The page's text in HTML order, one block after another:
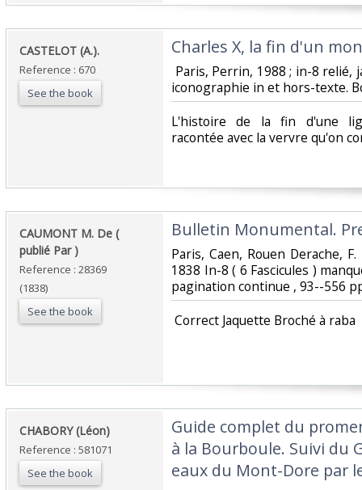
‎CASTELOT (A.).‎
Reference : 670
See the book
‎Charles X, la fin d'un
Paris, Perrin, 1988 ; in-8
iconographie in et hors-texte.
‎L'histoire de la fin d'une
racontée avec la vervre qu'on
‎CAUMONT M. De (
publié Par )‎
Reference : 28369
(1838)
See the book
‎Bulletin Monumental.
‎Paris, Caen, Rouen Derache,
1838 In-8 ( 6 Fascicules )
pagination continue , 93--556
‎ Correct Jaquette Broché à raba‎
‎CHABORY (Léon)‎
Reference : 581071
See the book
‎Guide complet du
à la Bourboule. Suivi du
eaux du Mont-Dore par